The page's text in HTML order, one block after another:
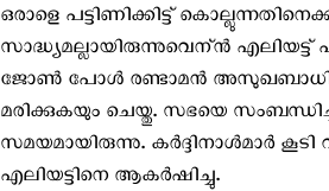
ഒരാളെ പട്ടിണിക്കിട്ട്
സാദ്ധ്യമല്ലായിരുന്നുവെന്ന്‍
ജോണ്‍ പോള്‍ രണ്ടാമന്‍
മരിക്കുകയും ചെയ്തു. സഭയെ
സമയമായിരുന്നു. കര്‍ദ്ദിനാള്‍മാര്‍
എലിയട്ടിനെ ആകര്‍ഷിച്ചു.